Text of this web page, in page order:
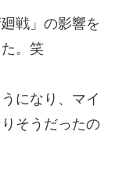
戦」の影響を
。笑
になり、マイ
そうだったの